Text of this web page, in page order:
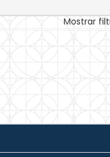
Mostrar